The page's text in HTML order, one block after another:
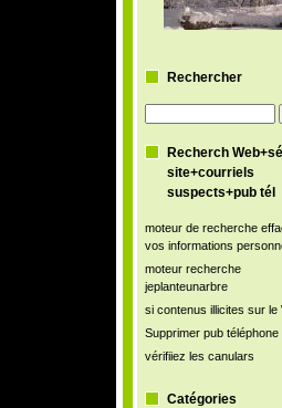
Rechercher
Recherch
site+courriels
suspects+pub tél
moteur de recherche
vos informations
moteur recherche
jeplanteunarbre
si contenus illicites sur le
Supprimer pub téléphone
vérifiiez les canulars
Catégories